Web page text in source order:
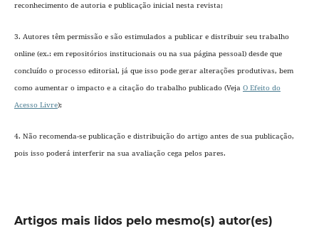
reconhecimento de autoria e publicação inicial nesta revista;
3. Autores têm permissão e são estimulados a publicar e distribuir seu trabalho
online (ex.: em repositórios institucionais ou na sua página pessoal) desde que
concluído o processo editorial, já que isso pode gerar alterações produtivas, bem
como aumentar o impacto e a citação do trabalho publicado (Veja O Efeito do
Acesso Livre);
4. Não recomenda-se publicação e distribuição do artigo antes de sua publicação,
pois isso poderá interferir na sua avaliação cega pelos pares.
Artigos mais lidos pelo mesmo(s) autor(es)